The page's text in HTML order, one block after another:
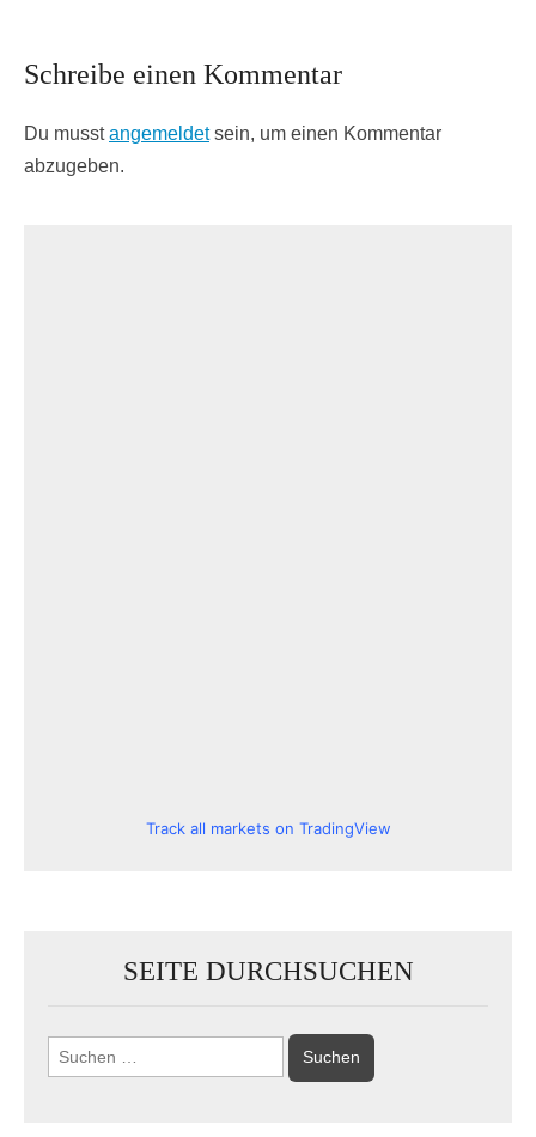
Schreibe einen Kommentar
Du musstangemeldetsein, um einen Kommentar
abzugeben.
Track all markets on TradingView
SEITE DURCHSUCHEN
Suchen
nach: